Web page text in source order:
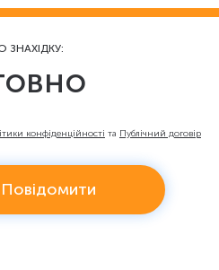
ЗНАХІДКУ:
конфіденційності та Публічний договір
Повідомити